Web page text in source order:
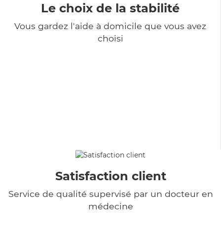
Le choix de la stabilité
Vous gardez l'aide à domicile que vous avez
choisi
Satisfaction client
Service de qualité supervisé par un docteur en
médecine